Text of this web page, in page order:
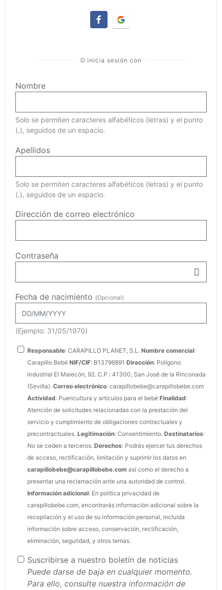
O inicia sesión con
Nombre
Solo se permiten caracteres alfabéticos (letras) y el punto
(.), seguidos de un espacio.
Apellidos
Solo se permiten caracteres alfabéticos (letras) y el punto
(.), seguidos de un espacio.
Dirección de correo electrónico
Contraseña
Fecha de nacimiento (Opcional)
(Ejemplo: 31/05/1970)
Responsable: CARAPILLO PLANET, S.L. Nombre comercial:
Carapillo Bebé NIF/CIF: B13796891 Dirección: Polígono
industrial El Malecón, 92. C.P.: 41300, San José de la Rinconada
(Sevilla). Correo electrónico: carapillobebe@carapillobebe.com
Actividad: Puericultura y artículos para el bebé Finalidad:
Atención de solicitudes relacionadas con la prestación del
servicio y cumplimiento de obligaciones contractuales y
precontractuales. Legitimación: Consentimiento. Destinatarios:
No se ceden a terceros. Derechos: Podrás ejercer tus derechos
de acceso, rectificación, limitación y suprimir los datos en
carapillobebe@carapillobebe.com así como el derecho a
presentar una reclamación ante una autoridad de control.
Información adicional: En política privacidad de
carapillobebe.com, encontrarás información adicional sobre la
recopilación y el uso de su información personal, incluida
información sobre acceso, conservación, rectificación,
eliminación, seguridad, y otros temas.
Suscribirse a nuestro boletín de noticias
Puede darse de baja en cualquier momento.
Para ello, consulte nuestra información de